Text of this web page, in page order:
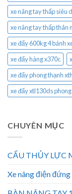
xe nâng tay thấp siêu
xe nâng tay thấp thân
xe đẩy 600kg 4 bánh
xe đẩy hàng x370c
xe đẩy phong thạnh
xe đẩy xtl130ds
CHUYÊN MỤC
CẨU THỦY LỰC
Xe nâng điện